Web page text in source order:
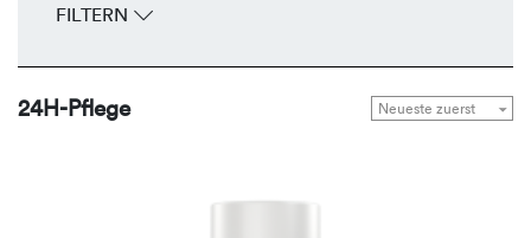
FILTERN
24H-Pflege